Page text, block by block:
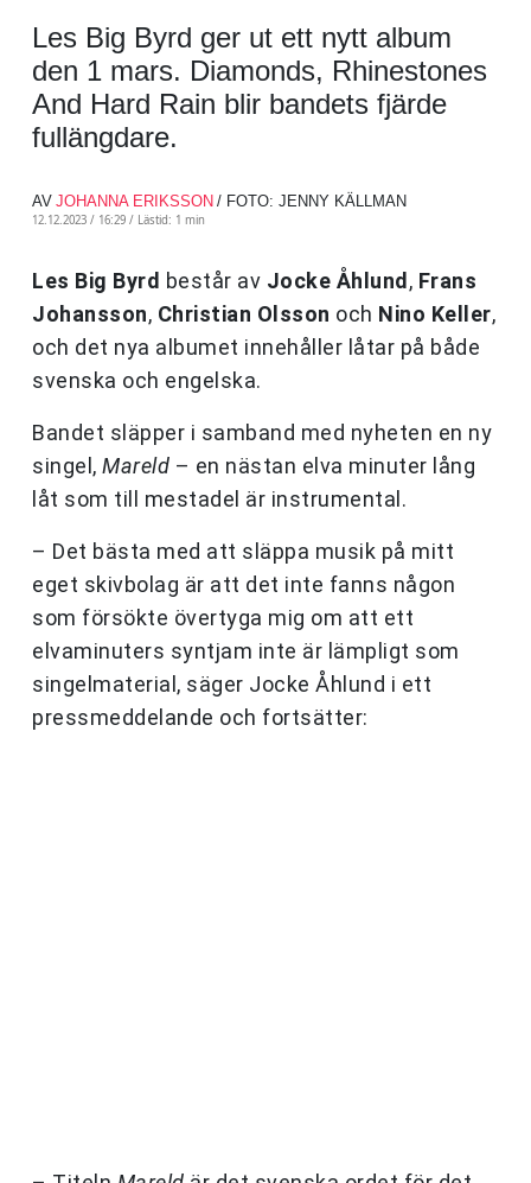
Les Big Byrd ger ut ett nytt album
den 1 mars. Diamonds, Rhinestones
And Hard Rain blir bandets fjärde
fullängdare.
AV JOHANNA ERIKSSON / FOTO: JENNY KÄLLMAN
12.12.2023 / 16:29 / Lästid: 1 min
Les Big Byrd består av Jocke Åhlund , Frans
Johansson, Christian Olsson och Nino Keller,
och det nya albumet innehåller låtar på både
svenska och engelska.
Bandet släpper i samband med nyheten en ny
singel, Mareld – en nästan elva minuter lång
låt som till mestadel är instrumental.
– Det bästa med att släppa musik på mitt
eget skivbolag är att det inte fanns någon
som försökte övertyga mig om att ett
elvaminuters syntjam inte är lämpligt som
singelmaterial, säger Jocke Åhlund i ett
pressmeddelande och fortsätter: